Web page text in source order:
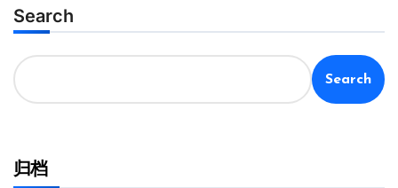
Search
Search
归档